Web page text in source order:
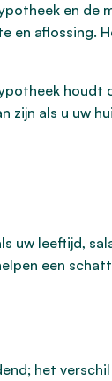
en de
en aflossing.
houdt
zijn als u uw
uw leeftijd,
een
het